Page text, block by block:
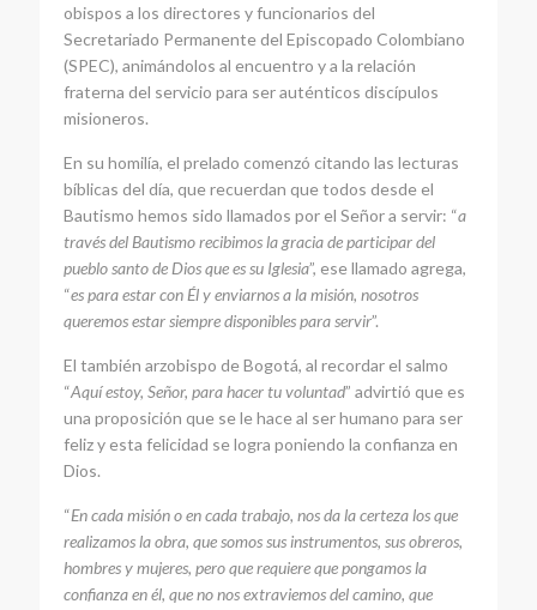
obispos a los directores y funcionarios del
Secretariado Permanente del Episcopado Colombiano
(SPEC), animándolos al encuentro y a la relación
fraterna del servicio para ser auténticos discípulos
misioneros.
En su homilía, el prelado comenzó citando las lecturas
bíblicas del día, que recuerdan que todos desde el
Bautismo hemos sido llamados por el Señor a servir: “a
través del Bautismo recibimos la gracia de participar del
pueblo santo de Dios que es su Iglesia”, ese llamado agrega,
“es para estar con Él y enviarnos a la misión, nosotros
queremos estar siempre disponibles para servir”.
El también arzobispo de Bogotá, al recordar el salmo
“Aquí estoy, Señor, para hacer tu voluntad” advirtió que es
una proposición que se le hace al ser humano para ser
feliz y esta felicidad se logra poniendo la confianza en
Dios.
“En cada misión o en cada trabajo, nos da la certeza los que
realizamos la obra, que somos sus instrumentos, sus obreros,
hombres y mujeres, pero que requiere que pongamos la
confianza en él, que no nos extraviemos del camino, que